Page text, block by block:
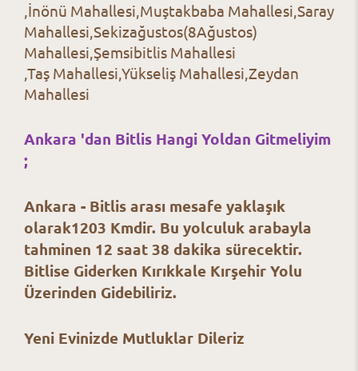
,İnönü Mahallesi,Muştakbaba Mahallesi,Saray
Mahallesi,Sekizağustos(8Ağustos)
Mahallesi,Şemsibitlis Mahallesi
,Taş Mahallesi,Yükseliş Mahallesi,Zeydan
Mahallesi
Ankara 'dan Bitlis Hangi Yoldan Gitmeliyim
;
Ankara - Bitlis arası mesafe yaklaşık
olarak1203 Kmdir. Bu yolculuk arabayla
tahminen 12 saat 38 dakika sürecektir.
Bitlise Giderken Kırıkkale Kırşehir Yolu
Üzerinden Gidebiliriz.
Yeni Evinizde Mutluklar Dileriz